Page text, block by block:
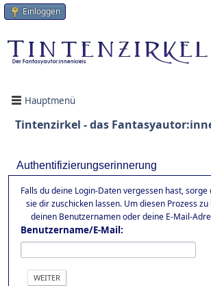
Einloggen
Hauptmenü
Tintenzirkel - das
Authentifizierungserinnerung
Falls du deine Login-Daten vergessen hast,
sie dir zuschicken lassen. Um diesen Prozess
deinen Benutzernamen oder deine E-Mail-
Benutzername/E-Mail: